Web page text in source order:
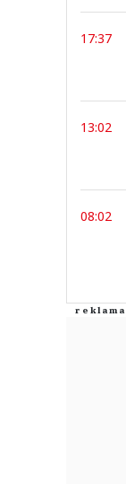
17:37
13:02
08:02